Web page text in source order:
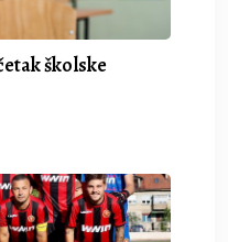
školske